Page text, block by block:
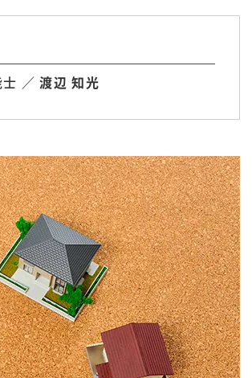
士 ／渡辺 知光